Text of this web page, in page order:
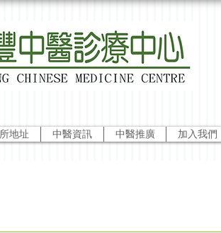
地址 中醫資訊 中醫推廣 加入我們